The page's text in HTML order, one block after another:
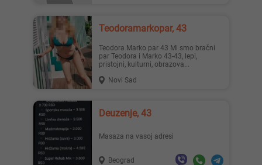
Teodoramarkopar, 43
Teodora Marko par 43 Mi smo bračni
par Teodora i Marko 43-43, lepi,
pristojni, kulturni, obrazova...
Novi Sad
Deuzenje, 43
Masaza na vasoj adresi
Beograd